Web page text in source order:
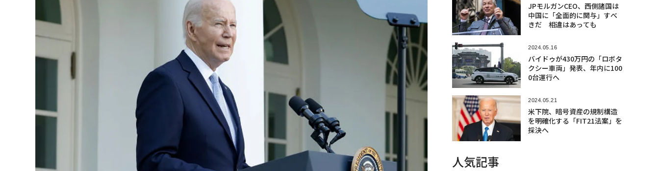
JPモルガンCEO、西側諸国は
中国に「全面的に関与」すべ
きだ 相違はあっても
2024.05.16
バイドゥが430万円の「ロボタ
クシー車両」発表、年内に100
0台運行へ
2024.05.21
米下院、暗号資産の規制構造
を明確化する「FIT21法案」を
採決へ
人気記事